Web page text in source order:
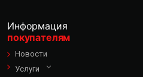
Информация
покупателям
Новости
Услуги